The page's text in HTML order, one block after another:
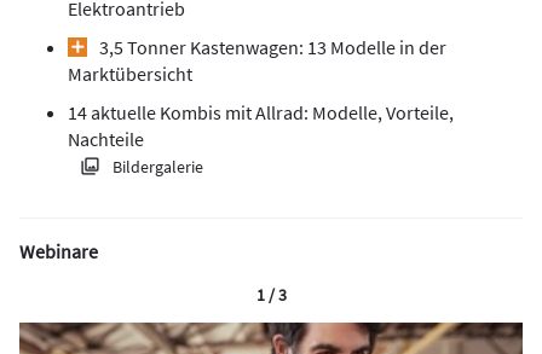
Elektroantrieb
3,5 Tonner Kastenwagen: 13 Modelle in der
Marktübersicht
14 aktuelle Kombis mit Allrad: Modelle, Vorteile,
Nachteile
Bildergalerie
Webinare
1 / 3